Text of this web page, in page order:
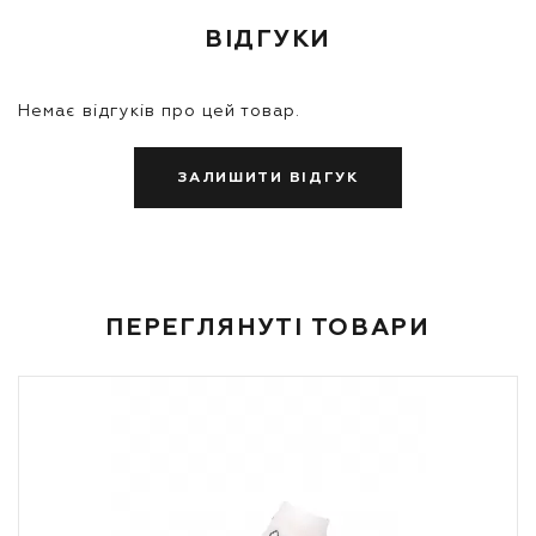
ВІДГУКИ
Немає відгуків про цей товар.
ЗАЛИШИТИ ВІДГУК
ПЕРЕГЛЯНУТІ ТОВАРИ